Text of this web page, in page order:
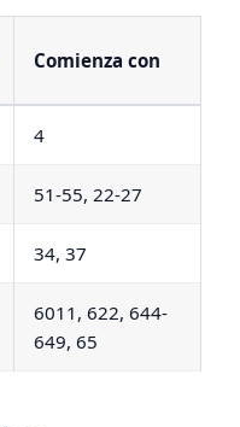
Comienza con
4
51-55, 22-27
34, 37
6011, 622, 644-
649, 65